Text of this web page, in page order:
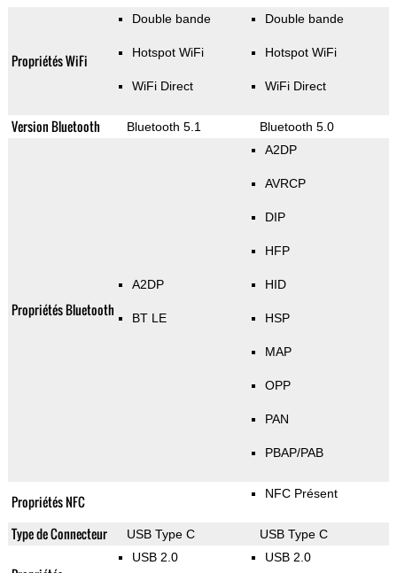
Propriétés WiFi
Double bande
Hotspot WiFi
WiFi Direct
Double bande
Hotspot WiFi
WiFi Direct
Version Bluetooth Bluetooth 5.1 Bluetooth 5.0
Propriétés Bluetooth
A2DP
BT LE
A2DP
AVRCP
DIP
HFP
HID
HSP
MAP
OPP
PAN
PBAP/PAB
Propriétés NFC NFC Présent
Type de Connecteur USB Type C USB Type C
USB 2.0 USB 2.0